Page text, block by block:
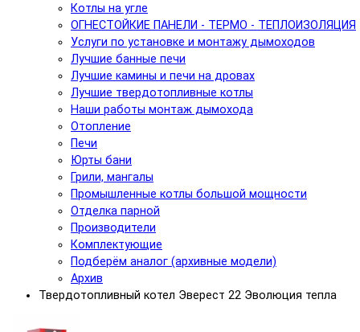
Котлы на угле
ОГНЕСТОЙКИЕ ПАНЕЛИ - ТЕРМО - ТЕПЛОИЗОЛЯЦИЯ
Услуги по установке и монтажу дымоходов
Лучшие банные печи
Лучшие камины и печи на дровах
Лучшие твердотопливные котлы
Наши работы монтаж дымохода
Отопление
Печи
Юрты бани
Грили, мангалы
Промышленные котлы большой мощности
Отделка парной
Производители
Комплектующие
Подберём аналог (архивные модели)
Архив
Твердотопливный котел Эверест 22 Эволюция тепла